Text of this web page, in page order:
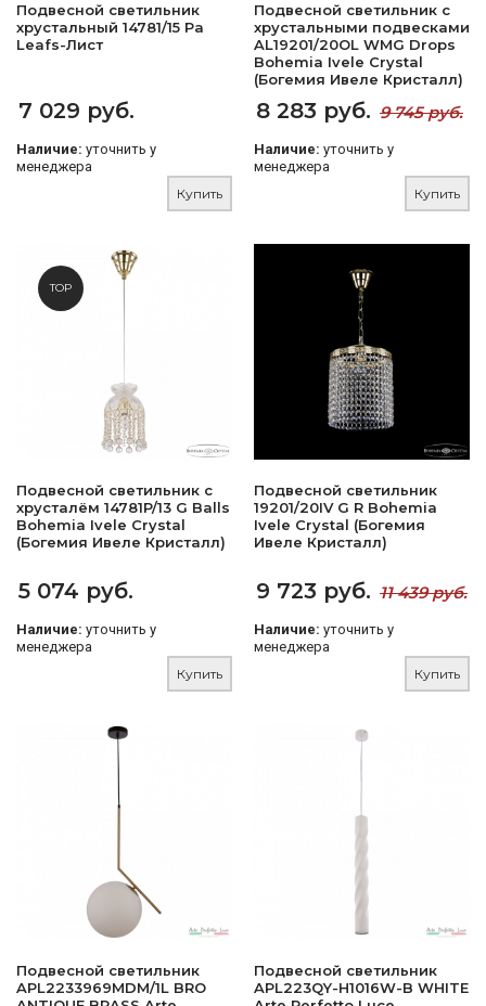
Подвесной светильник
хрустальный 14781/15 Pa
Leafs-Лист
7 029 руб.
Наличие: уточнить у
менеджера
Купить
Подвесной светильник с
хрустальными подвесками
AL19201/20OL WMG Drops
Bohemia Ivele Crystal
(Богемия Ивеле Кристалл)
8 283 руб. 9 745 руб.
Наличие: уточнить у
менеджера
Купить
TOP
Подвесной светильник с
хрусталём 14781P/13 G Balls
Bohemia Ivele Crystal
(Богемия Ивеле Кристалл)
5 074 руб.
Наличие: уточнить у
менеджера
Купить
Подвесной светильник
19201/20IV G R Bohemia
Ivele Crystal (Богемия
Ивеле Кристалл)
9 723 руб. 11 439 руб.
Наличие: уточнить у
менеджера
Купить
Подвесной светильник
APL2233969MDM/1L BRO
Подвесной светильник
APL223QY-H1016W-B WHITE